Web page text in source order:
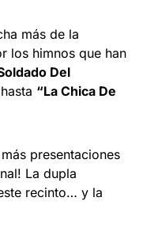
más de la
los himnos que han
Del
“La Chica De
presentaciones
La dupla
recinto… y la